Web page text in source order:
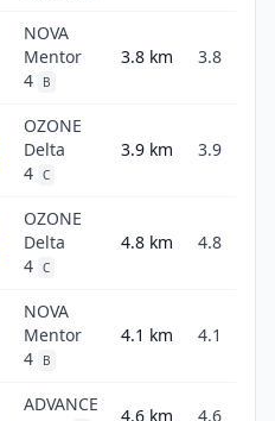
NOVA
Mentor
4
B
3.8 km 3.8
OZONE
Delta
4 C
3.9 km 3.9
OZONE
Delta
4 C
4.8 km 4.8
NOVA
Mentor
4
B
4.1 km 4.1
ADVANCE
4.6 km 4.6